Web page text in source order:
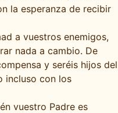
la esperanza de recibir
a vuestros enemigos,
nada a cambio. De
y seréis hijos del
incluso con los
vuestro Padre es